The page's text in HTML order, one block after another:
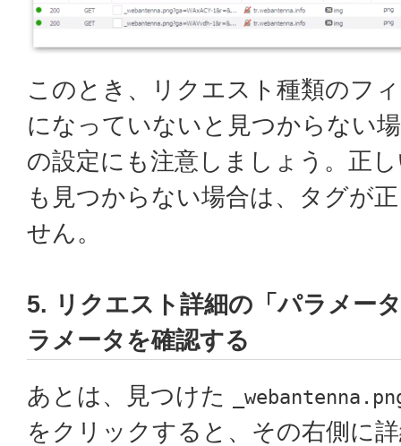
このとき、リクエスト種類のフ
になっていないと見つからない
の設定にも注意しましょう。正
も見つからない場合は、タグが
せん。
5. リクエスト詳細の「パラメー
ラメータを確認する
あとは、見つけた
をクリックすると、その右側に